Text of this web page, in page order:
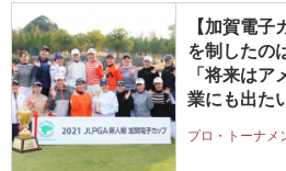
【加賀電
を制したの
「将来は
業にも出た
プロ・トーナメ